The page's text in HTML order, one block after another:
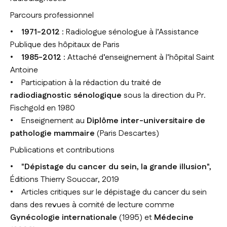
Parcours professionnel
• 1971-2012 : Radiologue sénologue à l’Assistance
Publique des hôpitaux de Paris
• 1985-2012 : Attaché d’enseignement à l’hôpital Saint
Antoine
• Participation à la rédaction du traité de
radiodiagnostic sénologique sous la direction du Pr.
Fischgold en 1980
• Enseignement au Diplôme inter-universitaire de
pathologie mammaire (Paris Descartes)
Publications et contributions
• "Dépistage du cancer du sein, la grande illusion",
Éditions Thierry Souccar, 2019
• Articles critiques sur le dépistage du cancer du sein
dans des revues à comité de lecture comme
Gynécologie internationale (1995) et Médecine